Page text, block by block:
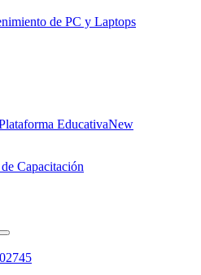
de PC y Laptops
EducativaNew